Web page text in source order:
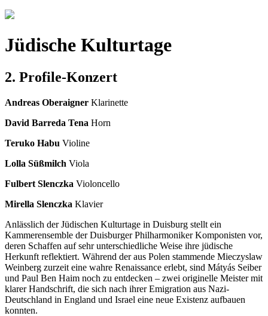
Jüdische Kulturtage
2. Profile-Konzert
Andreas Oberaigner Klarinette
David Barreda Tena Horn
Teruko Habu Violine
Lolla Süßmilch Viola
Fulbert Slenczka Violoncello
Mirella Slenczka Klavier
Anlässlich der Jüdischen Kulturtage in Duisburg stellt ein
Kammerensemble der Duisburger Philharmoniker Komponisten vor,
deren Schaffen auf sehr unterschiedliche Weise ihre jüdische
Herkunft reflektiert. Während der aus Polen stammende Mieczyslaw
Weinberg zurzeit eine wahre Renaissance erlebt, sind Mátyás Seiber
und Paul Ben Haim noch zu entdecken – zwei originelle Meister mit
klarer Handschrift, die sich nach ihrer Emigration aus Nazi-
Deutschland in England und Israel eine neue Existenz aufbauen
konnten.